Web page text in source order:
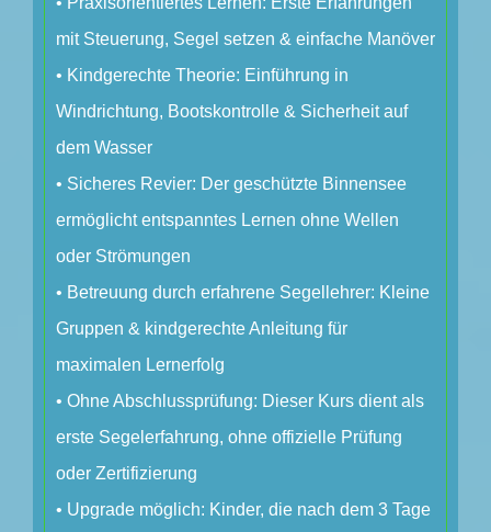
mit Steuerung, Segel setzen & einfache Manöver
• Kindgerechte Theorie: Einführung in
Windrichtung, Bootskontrolle & Sicherheit auf
dem Wasser
• Sicheres Revier: Der geschützte Binnensee
ermöglicht entspanntes Lernen ohne Wellen
oder Strömungen
• Betreuung durch erfahrene Segellehrer: Kleine
Gruppen & kindgerechte Anleitung für
maximalen Lernerfolg
• Ohne Abschlussprüfung: Dieser Kurs dient als
erste Segelerfahrung, ohne offizielle Prüfung
oder Zertifizierung
• Upgrade möglich: Kinder, die nach dem 3 Tage